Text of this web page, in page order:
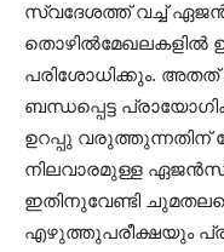
സ്വദേശത്ത് വച്ച്
തൊഴിൽമേഖലകളിൽ
പരിശോധിക്കും.
ബന്ധപ്പെട്ട
ഉറപ്പു വരുത്തുന്നതിന്
നിലവാരമുള്ള
ഇതിനുവേണ്ടി
എഴുത്തുപരീക്ഷയും